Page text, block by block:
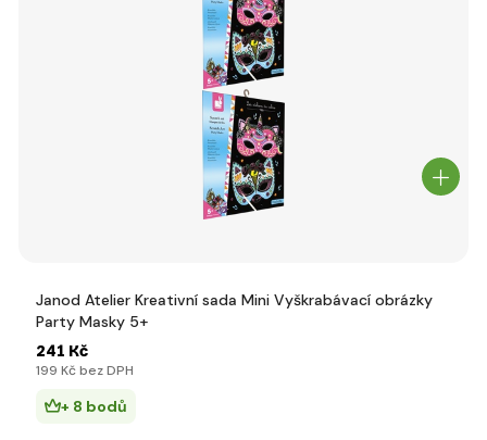
Janod Atelier Kreativní sada Mini Vyškrabávací obrázky
Party Masky 5+
241 Kč
199 Kč bez DPH
+ 8 bodů